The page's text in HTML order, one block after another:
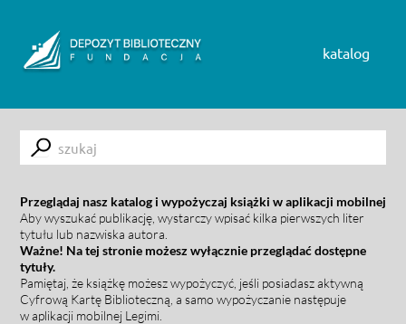
katalog
Submit
Przeglądaj nasz katalog i wypożyczaj książki w aplikacji mobilnej
Aby wyszukać publikację, wystarczy wpisać kilka pierwszych liter
tytułu lub nazwiska autora.
Ważne! Na tej stronie możesz wyłącznie przeglądać dostępne
tytuły.
Pamiętaj, że książkę możesz wypożyczyć, jeśli posiadasz aktywną
Cyfrową Kartę Biblioteczną, a samo wypożyczanie następuje
w aplikacji mobilnej Legimi.